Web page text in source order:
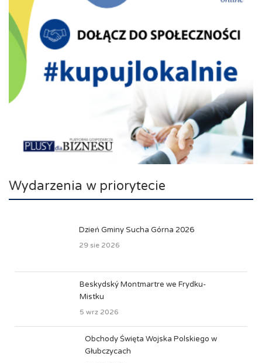
Wydarzenia w priorytecie
Dzień Gminy Sucha Górna 2026
29 sie 2026
Beskydský Montmartre we Frydku-
Mistku
5 wrz 2026
Obchody Święta Wojska Polskiego w
Głubczycach